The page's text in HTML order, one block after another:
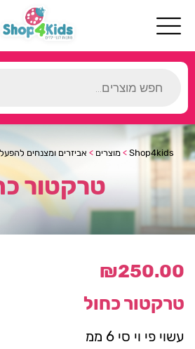
search
Shop4kids
> מוצרים > אביזרים ומצנחים
טרקטור
₪250.00
טרקטור כחול
עשוי פי וי סי 6 ממ